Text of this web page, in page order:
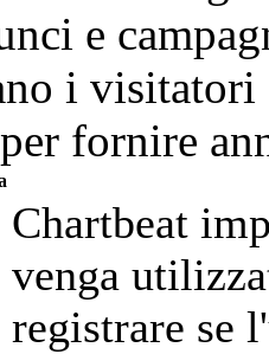
e
i visitatori
fornire
Chartbeat
venga
registrare se